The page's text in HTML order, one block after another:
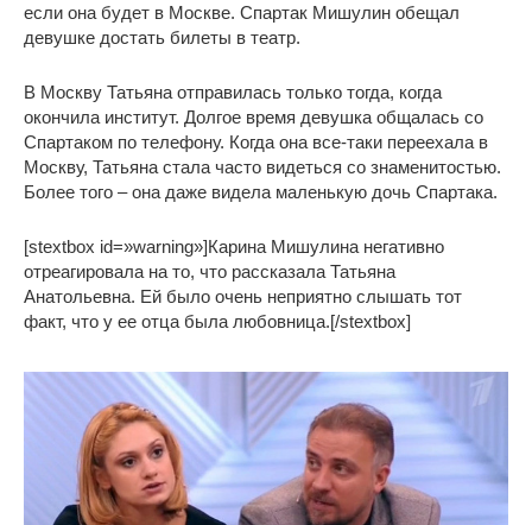
если она будет в Москве. Спартак Мишулин обещал
девушке достать билеты в театр.
В Москву Татьяна отправилась только тогда, когда
окончила институт. Долгое время девушка общалась со
Спартаком по телефону. Когда она все-таки переехала в
Москву, Татьяна стала часто видеться со знаменитостью.
Более того – она даже видела маленькую дочь Спартака.
[stextbox id=»warning»]Карина Мишулина негативно
отреагировала на то, что рассказала Татьяна
Анатольевна. Ей было очень неприятно слышать тот
факт, что у ее отца была любовница.[/stextbox]